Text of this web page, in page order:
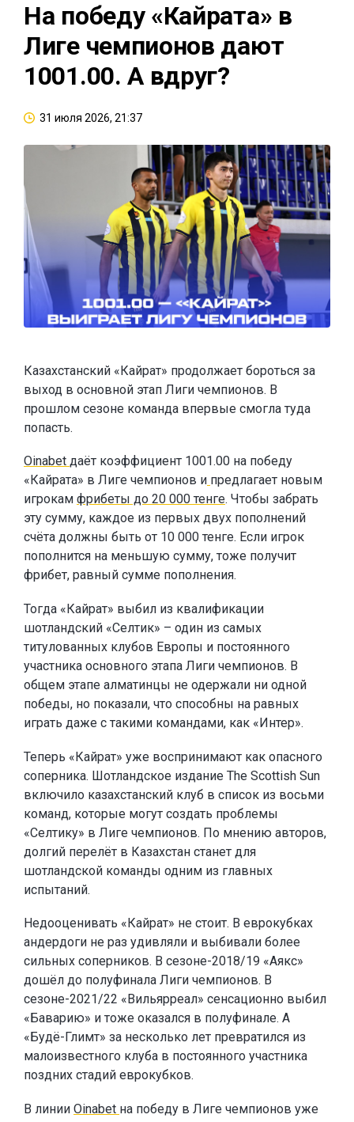
На победу «Кайрата» в
Лиге чемпионов дают
1001.00. А вдруг?
31 июля 2026, 21:37
Казахстанский «Кайрат» продолжает бороться за
выход в основной этап Лиги чемпионов. В
прошлом сезоне команда впервые смогла туда
попасть.
Oinabet даёт коэффициент 1001.00 на победу
«Кайрата» в Лиге чемпионов и предлагает новым
игрокам фрибеты до 20 000 тенге. Чтобы забрать
эту сумму, каждое из первых двух пополнений
счёта должны быть от 10 000 тенге. Если игрок
пополнится на меньшую сумму, тоже получит
фрибет, равный сумме пополнения.
Тогда «Кайрат» выбил из квалификации
шотландский «Селтик» – один из самых
титулованных клубов Европы и постоянного
участника основного этапа Лиги чемпионов. В
общем этапе алматинцы не одержали ни одной
победы, но показали, что способны на равных
играть даже с такими командами, как «Интер».
Теперь «Кайрат» уже воспринимают как опасного
соперника. Шотландское издание The Scottish Sun
включило казахстанский клуб в список из восьми
команд, которые могут создать проблемы
«Селтику» в Лиге чемпионов. По мнению авторов,
долгий перелёт в Казахстан станет для
шотландской команды одним из главных
испытаний.
Недооценивать «Кайрат» не стоит. В еврокубках
андердоги не раз удивляли и выбивали более
сильных соперников. В сезоне-2018/19 «Аякс»
дошёл до полуфинала Лиги чемпионов. В
сезоне-2021/22 «Вильярреал» сенсационно выбил
«Баварию» и тоже оказался в полуфинале. А
«Будё-Глимт» за несколько лет превратился из
малоизвестного клуба в постоянного участника
поздних стадий еврокубков.
В линии Oinabet на победу в Лиге чемпионов уже